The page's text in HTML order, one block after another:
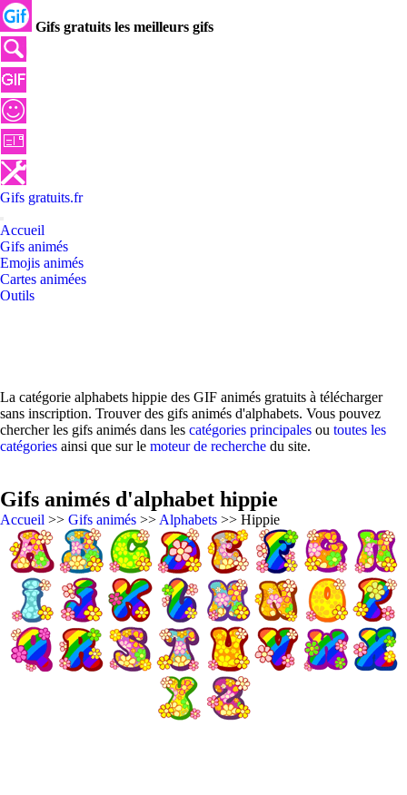
Gifs gratuits les meilleurs gifs
Gifs gratuits.fr
Accueil
Gifs animés
Emojis animés
Cartes animées
Outils
La catégorie alphabets hippie des GIF animés gratuits à télécharger
sans inscription. Trouver des gifs animés d'alphabets. Vous pouvez
chercher les gifs animés dans les catégories principales ou toutes les
catégories ainsi que sur le moteur de recherche du site.
Gifs animés d'alphabet hippie
Accueil >> Gifs animés >> Alphabets >> Hippie